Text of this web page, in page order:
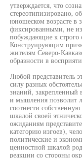
утверждается, что
стереотипизировано,
юношеском возрасте в
фиксированными, не
побуждающие к строго
Конструирующим
жителям Северо-
образности в
Любой представитель
силу разных
знаний, закрепленный
и мышления позволит
соотнести
шкалой своей
ожиданиям
категорию изгоев),
политические и
ценностной шкалой
реакции со стороны